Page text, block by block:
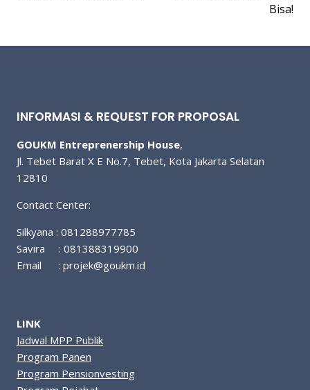
Bisa!
INFORMASI & REQUEST FOR PROPOSAL
GOUKM Entreprenership House,
Jl. Tebet Barat X E No.7, Tebet, Kota Jakarta Selatan
12810
Contact Center:
Silkyana : 081288977785
Savira : 081388319900
Email : projek@goukm.id
LINK
Jadwal MPP Publik
Program Panen
Program Pensionvesting